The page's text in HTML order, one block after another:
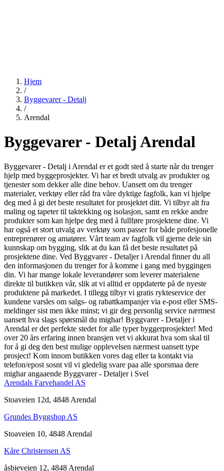
Hjem
/
Byggevarer - Detalj
/
Arendal
Byggevarer - Detalj Arendal
Byggevarer - Detalj i Arendal er et godt sted å starte når du trenger
hjelp med byggeprosjekter. Vi har et bredt utvalg av produkter og
tjenester som dekker alle dine behov. Uansett om du trenger
materialer, verktøy eller råd fra våre dyktige fagfolk, kan vi hjelpe
deg med å gi det beste resultatet for prosjektet ditt. Vi tilbyr alt fra
maling og tapeter til taktekking og isolasjon, samt en rekke andre
produkter som kan hjelpe deg med å fullføre prosjektene dine. Vi
har også et stort utvalg av verktøy som passer for både profesjonelle
entreprenører og amatører. Vårt team av fagfolk vil gjerne dele sin
kunnskap om bygging, slik at du kan få det beste resultatet på
prosjektene dine. Ved Byggvarer - Detaljer i Arendal finner du all
den informasjonen du trenger for å komme i gang med byggingen
din. Vi har mange lokale leverandører som leverer materialene
direkte til butikken vår, slik at vi alltid er oppdaterte på de nyeste
produktene på markedet. I tillegg tilbyr vi gratis rykteservice der
kundene varsles om salgs- og rabattkampanjer via e-post eller SMS-
meldinger sist men ikke minst; vi gir deg personlig service nærmest
uansett hva slags spørsmål du mighar! Byggvarer - Detaljer i
Arendal er det perfekte stedet for alle typer byggerprosjekter! Med
over 20 års erfaring innen bransjen vet vi akkurat hva som skal til
for å gi deg den best mulige opplevelsen nærmest uansett type
prosject! Kom innom butikken vores dag eller ta kontakt via
telefon/epost sosnt vil vi gledelig svare paa alle sporsmaa dere
mighar angaaende Byggvarer - Detaljer i Svel
Arendals Farvehandel AS
Stoaveien 12d, 4848 Arendal
Grundes Byggshop AS
Stoaveien 10, 4848 Arendal
Kåre Christensen AS
åsbieveien 12, 4848 Arendal